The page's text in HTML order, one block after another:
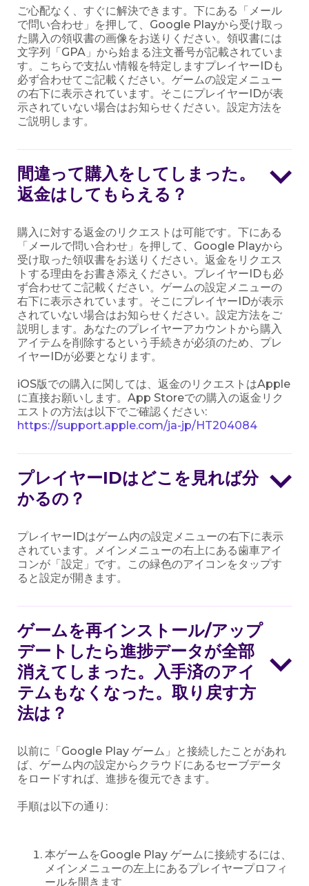
ご心配なく、すぐに解決できます。下にある「メール
で問い合わせ」を押して、Google Playから受け取っ
た購入の領収書の画像をお送りください。領収書には
文字列「GPA」から始まる注文番号が記載されていま
す。こちらで支払い情報を特定しますプレイヤーIDも
必ず合わせてご記載ください。ゲームの設定メニュー
の右下に表示されています。そこにプレイヤーIDが表
示されていない場合はお知らせください。設定方法を
ご説明します。
間違って購入をしてしまった。
返金はしてもらえる？
購入に対する返金のリクエストは可能です。下にある
「メールで問い合わせ」を押して、Google Playから
受け取った領収書をお送りください。返金をリクエス
トする理由をお書き添えください。プレイヤーIDも必
ず合わせてご記載ください。ゲームの設定メニューの
右下に表示されています。そこにプレイヤーIDが表示
されていない場合はお知らせください。設定方法をご
説明します。あなたのプレイヤーアカウントから購入
アイテムを削除するという手続きが必須のため、プレ
イヤーIDが必要となります。
iOS版での購入に関しては、返金のリクエストはApple
に直接お願いします。App Storeでの購入の返金リク
エストの方法は以下でご確認ください:
https://support.apple.com/ja-jp/HT204084
プレイヤーIDはどこを見れば分
かるの？
プレイヤーIDはゲーム内の設定メニューの右下に表示
されています。メインメニューの右上にある歯車アイ
コンが「設定」です。この緑色のアイコンをタップす
ると設定が開きます。
ゲームを再インストール/アップ
デートしたら進捗データが全部
消えてしまった。入手済のアイ
テムもなくなった。取り戻す方
法は？
以前に「Google Play ゲーム」と接続したことがあれ
ば、ゲーム内の設定からクラウドにあるセーブデータ
をロードすれば、進捗を復元できます。
手順は以下の通り:
本ゲームをGoogle Play ゲームに接続するには、
メインメニューの左上にあるプレイヤープロフィ
ールを開きます